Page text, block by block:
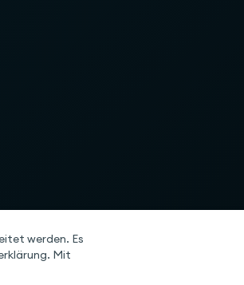
werden. Es
Mit